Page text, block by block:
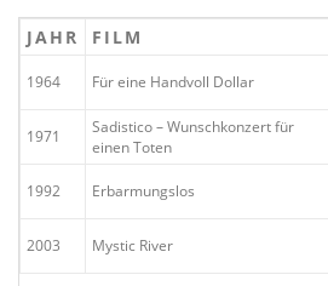
JAHR FILM
1964 Für eine Handvoll Dollar
1971
Sadistico – Wunschkonzert für
einen Toten
1992 Erbarmungslos
2003 Mystic River